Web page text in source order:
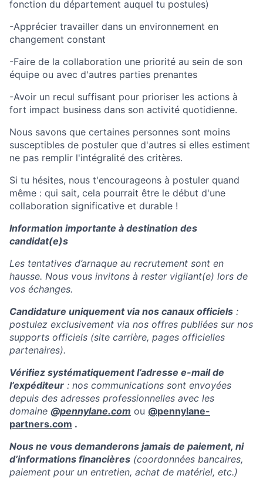
fonction du département auquel tu postules)
-Apprécier travailler dans un environnement en
changement constant
-Faire de la collaboration une priorité au sein de son
équipe ou avec d'autres parties prenantes
-Avoir un recul suffisant pour prioriser les actions à
fort impact business dans son activité quotidienne.
Nous savons que certaines personnes sont moins
susceptibles de postuler que d'autres si elles estiment
ne pas remplir l'intégralité des critères.
Si tu hésites, nous t'encourageons à postuler quand
même : qui sait, cela pourrait être le début d'une
collaboration significative et durable !
Information importante à destination des
candidat(e)s
Les tentatives d’arnaque au recrutement sont en
hausse. Nous vous invitons à rester vigilant(e) lors de
vos échanges.
Candidature uniquement via nos canaux officiels :
postulez exclusivement via nos offres publiées sur nos
supports officiels (site carrière, pages officielles
partenaires).
Vérifiez systématiquement l’adresse e-mail de
l’expéditeur : nos communications sont envoyées
depuis des adresses professionnelles avec les
domaine @pennylane.com ou @pennylane-
partners.com .
Nous ne vous demanderons jamais de paiement, ni
d’informations financières (coordonnées bancaires,
paiement pour un entretien, achat de matériel, etc.)